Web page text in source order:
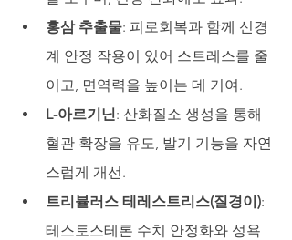
홍삼 추출물: 피로회복과 함께 신경
계 안정 작용이 있어 스트레스를 줄
이고, 면역력을 높이는 데 기여.
L-아르기닌: 산화질소 생성을 통해
혈관 확장을 유도, 발기 기능을 자연
스럽게 개선.
트리뷸러스 테레스트리스(질경이):
테스토스테론 수치 안정화와 성욕